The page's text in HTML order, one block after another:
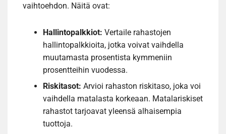
vaihtoehdon. Näitä ovat:
Hallintopalkkiot: Vertaile rahastojen
hallintopalkkioita, jotka voivat vaihdella
muutamasta prosentista kymmeniin
prosentteihin vuodessa.
Riskitasot: Arvioi rahaston riskitaso, joka voi
vaihdella matalasta korkeaan. Matalariskiset
rahastot tarjoavat yleensä alhaisempia
tuottoja.